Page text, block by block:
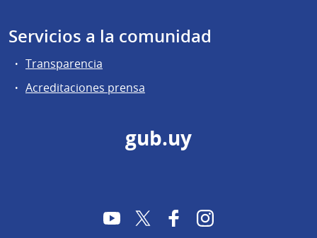
Servicios a la comunidad
Transparencia
Acreditaciones prensa
gub.uy
YouTubeTwitter FacebookInstagram